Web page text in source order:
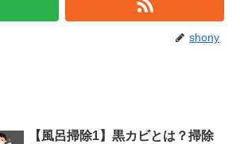
shony
【風呂掃除1】黒カビとは？掃除